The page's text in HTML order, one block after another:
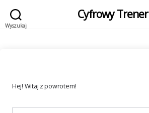
Wyszukaj
Cyfrowy Trener
Hej! Witaj z powrotem!